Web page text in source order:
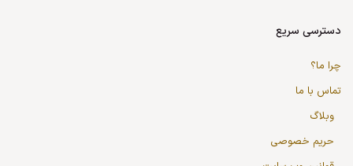
دسترسی سریع
چرا ما؟
تماس با ما
وبلاگ
حریم خصوصی